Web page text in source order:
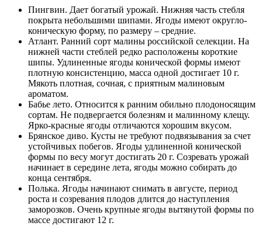
Пингвин. Дает богатый урожай. Нижняя часть стебля
покрыта небольшими шипами. Ягоды имеют округло-
коническую форму, по размеру – средние.
Атлант. Ранний сорт малины российской селекции. На
нижней части стеблей редко расположены короткие
шипы. Удлиненные ягоды конической формы имеют
плотную консистенцию, масса одной достигает 10 г.
Мякоть плотная, сочная, с приятным малиновым
ароматом.
Бабье лето. Относится к ранним обильно плодоносящим
сортам. Не подвергается болезням и малинному клещу.
Ярко-красные ягоды отличаются хорошим вкусом.
Брянское диво. Кусты не требуют подвязывания за счет
устойчивых побегов. Ягоды удлиненной конической
формы по весу могут достигать 20 г. Созревать урожай
начинает в середине лета, ягоды можно собирать до
конца сентября.
Полька. Ягоды начинают снимать в августе, период
роста и созревания плодов длится до наступления
заморозков. Очень крупные ягоды вытянутой формы по
массе достигают 12 г.